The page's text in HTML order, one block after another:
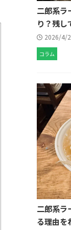
二郎系ラ
り？残し
2026/4/2
コラム
二郎系ラ
る理由を